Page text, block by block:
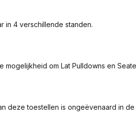
in 4 verschillende standen.
mogelijkheid om Lat Pulldowns en
deze toestellen is ongeëvenaard in